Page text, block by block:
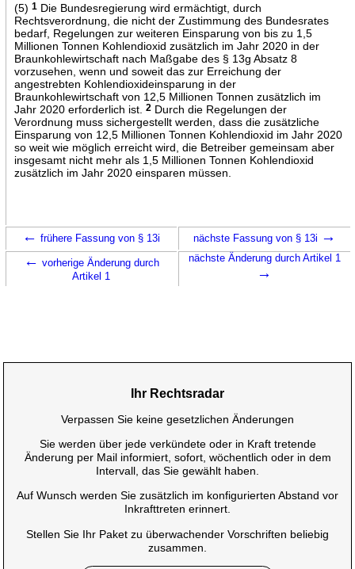
(5) 1Die Bundesregierung wird ermächtigt, durch
Rechtsverordnung, die nicht der Zustimmung des Bundesrates
bedarf, Regelungen zur weiteren Einsparung von bis zu 1,5
Millionen Tonnen Kohlendioxid zusätzlich im Jahr 2020 in der
Braunkohlewirtschaft nach Maßgabe des § 13g Absatz 8
vorzusehen, wenn und soweit das zur Erreichung der
angestrebten Kohlendioxideinsparung in der
Braunkohlewirtschaft von 12,5 Millionen Tonnen zusätzlich im
Jahr 2020 erforderlich ist.
2Durch die Regelungen der
Verordnung muss sichergestellt werden, dass die zusätzliche
Einsparung von 12,5 Millionen Tonnen Kohlendioxid im Jahr 2020
so weit wie möglich erreicht wird, die Betreiber gemeinsam aber
insgesamt nicht mehr als 1,5 Millionen Tonnen Kohlendioxid
zusätzlich im Jahr 2020 einsparen müssen.
← frühere Fassung von § 13i nächste Fassung von § 13i →
← vorherige Änderung durch
Artikel 1
nächste Änderung durch Artikel 1
→
Ihr Rechtsradar
Verpassen Sie keine gesetzlichen Änderungen
Sie werden über jede verkündete oder in Kraft tretende
Änderung per Mail informiert, sofort, wöchentlich oder in dem
Intervall, das Sie gewählt haben.
Auf Wunsch werden Sie zusätzlich im konfigurierten Abstand vor
Inkrafttreten erinnert.
Stellen Sie Ihr Paket zu überwachender Vorschriften beliebig
zusammen.